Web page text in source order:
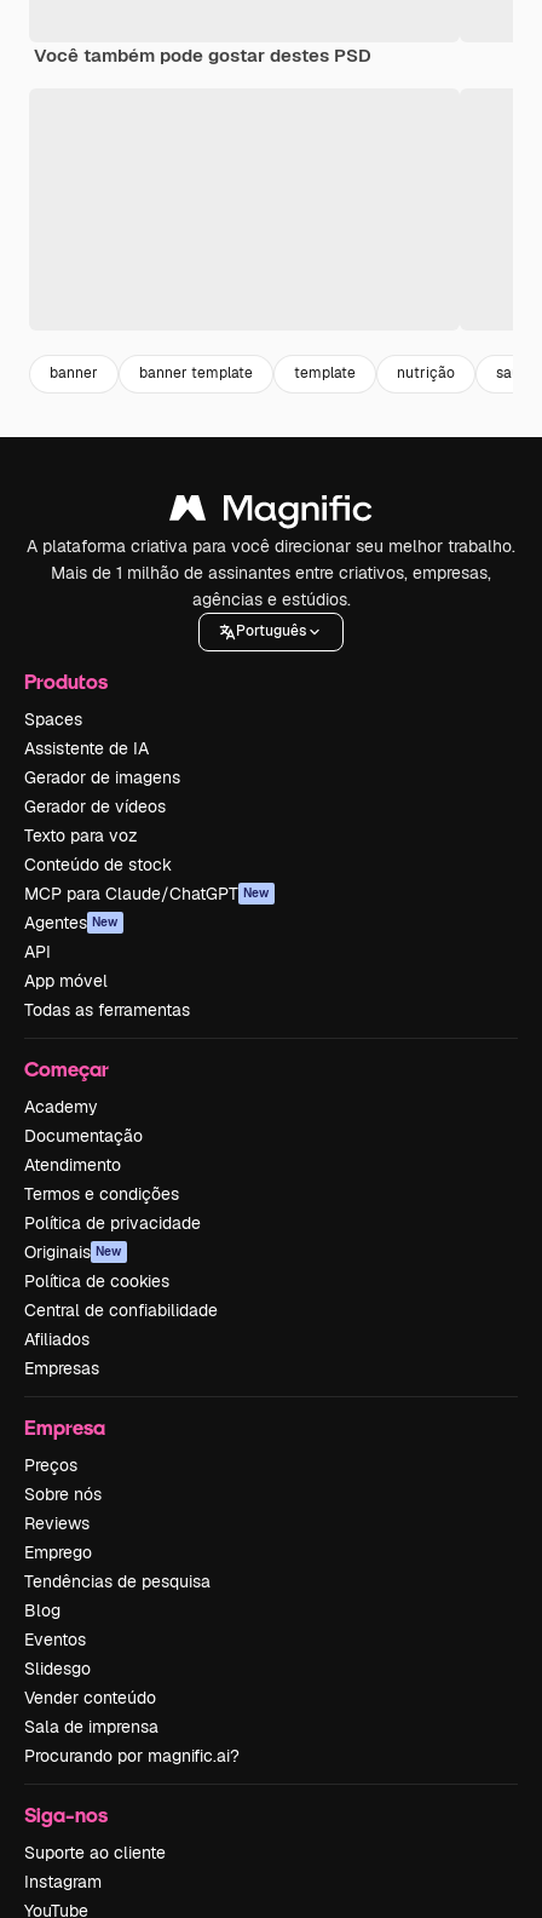
Você também pode gostar destes PSD
banner banner template template nutrição
A plataforma criativa para você direcionar seu melhor trabalho.
Mais de 1 milhão de assinantes entre criativos, empresas,
agências e estúdios.
Português
Produtos
Spaces
Assistente de IA
Gerador de imagens
Gerador de vídeos
Texto para voz
Conteúdo de stock
MCP para Claude/ChatGPT New
Agentes New
API
App móvel
Todas as ferramentas
Começar
Academy
Documentação
Atendimento
Termos e condições
Política de privacidade
Originais New
Política de cookies
Central de confiabilidade
Afiliados
Empresas
Empresa
Preços
Sobre nós
Reviews
Emprego
Tendências de pesquisa
Blog
Eventos
Slidesgo
Vender conteúdo
Sala de imprensa
Procurando por magnific.ai?
Siga-nos
Suporte ao cliente
Instagram
YouTube